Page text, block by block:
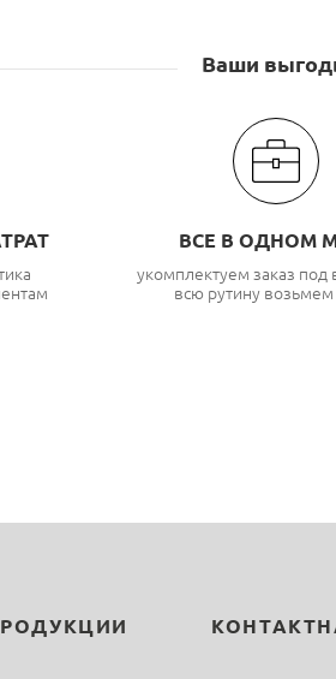
Ваши
ВСЕ В ОДНОМ
укомплектуем заказ
всю рутину возьмем